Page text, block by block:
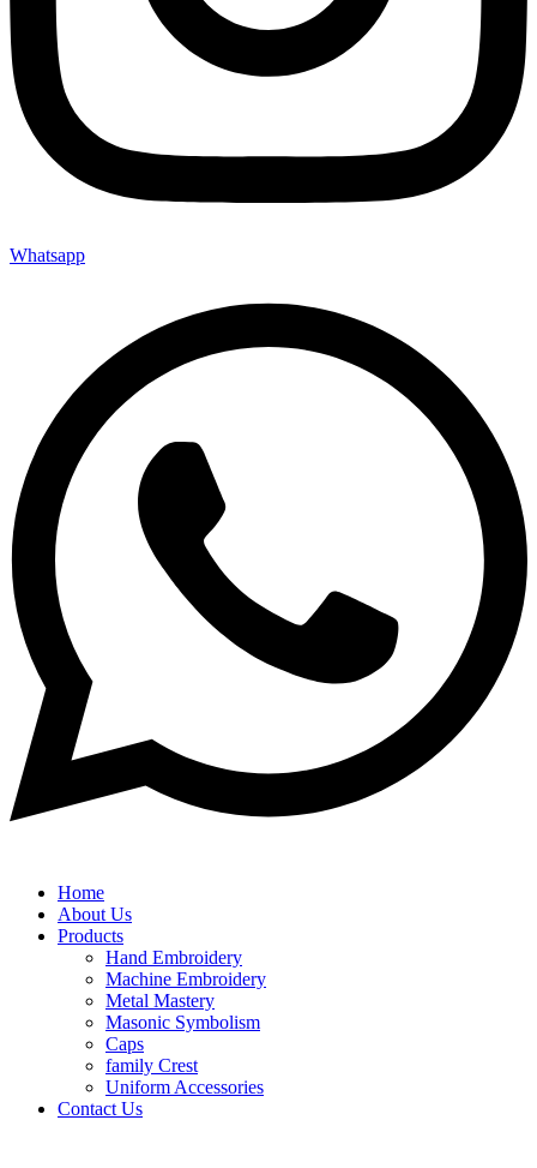
Whatsapp
Home
About Us
Products
Hand Embroidery
Machine Embroidery
Metal Mastery
Masonic Symbolism
Caps
family Crest
Uniform Accessories
Contact Us